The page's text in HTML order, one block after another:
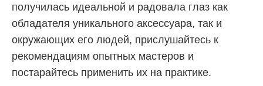
получилась идеальной и радовала глаз как
обладателя уникального аксессуара, так и
окружающих его людей, прислушайтесь к
рекомендациям опытных мастеров и
постарайтесь применить их на практике.